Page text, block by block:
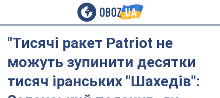
"Тисячі ракет Patriot не
можуть зупинити десятки
тисяч іранських "Шахедів":